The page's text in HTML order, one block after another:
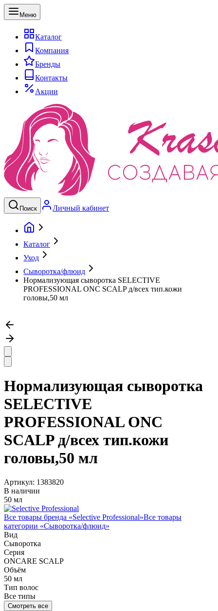
Меню
Каталог
Компания
Бренды
Контакты
Акции
Поиск Личный кабинет
Каталог
Уход
Сыворотка/флюид
Нормализующая сыворотка SELECTIVE
PROFESSIONAL ONC SCALP д/всех тип.кожи
головы,50 мл
Нормализующая сыворотка
SELECTIVE
PROFESSIONAL ONC
SCALP д/всех тип.кожи
головы,50 мл
Артикул: 1383820
В наличии
50 мл
Все товары бренда «Selective Professional»Все товары
категории «Сыворотка/флюид»
Вид
Сыворотка
Серия
ONCARE SCALP
Объём
50 мл
Тип волос
Все типы
Смотреть все